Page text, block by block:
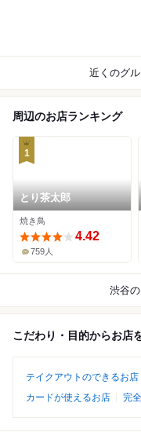
近くのグ
周辺のお店ランキング
1
とり茶太郎
焼き鳥
4.42
759人
渋谷
こだわり・目的からお店
テイクアウトのできるお店
カードが使えるお店
完